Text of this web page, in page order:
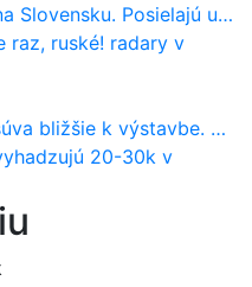
už pokuty? Ukáže ich Waze?
raz, ruské! radary v
NDS urobila dôležitý krok
20-30k v